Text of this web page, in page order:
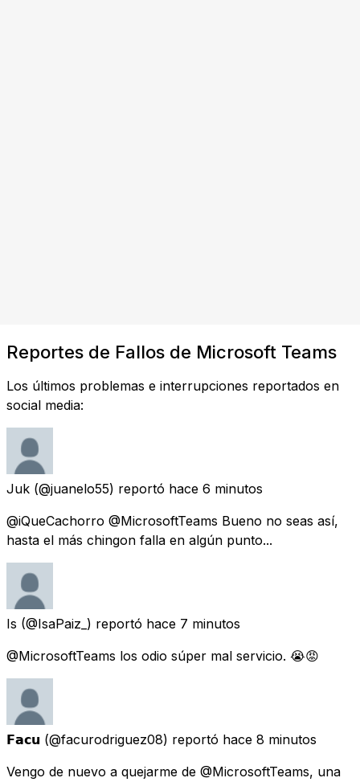
Reportes de Fallos de Microsoft Teams
Los últimos problemas e interrupciones reportados en
social media:
Juk (@juanelo55) reportó hace 6 minutos
@iQueCachorro @MicrosoftTeams Bueno no seas así,
hasta el más chingon falla en algún punto...
Is (@IsaPaiz_) reportó hace 7 minutos
@MicrosoftTeams los odio súper mal servicio. 😭😡
𝗙𝗮𝗰𝘂 (@facurodriguez08) reportó hace 8 minutos
Vengo de nuevo a quejarme de @MicrosoftTeams, una